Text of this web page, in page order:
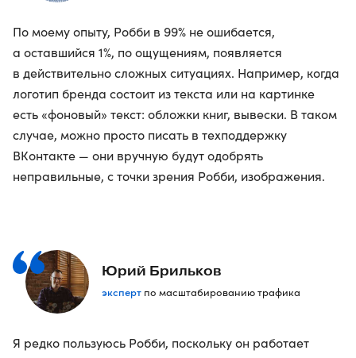
По моему опыту, Робби в 99% не ошибается,
а оставшийся 1%, по ощущениям, появляется
в действительно сложных ситуациях. Например, когда
логотип бренда состоит из текста или на картинке
есть «фоновый» текст: обложки книг, вывески. В таком
случае, можно просто писать в техподдержку
ВКонтакте — они вручную будут одобрять
неправильные, с точки зрения Робби, изображения.
Юрий Брильков
эксперт по масштабированию трафика
Я редко пользуюсь Робби, поскольку он работает